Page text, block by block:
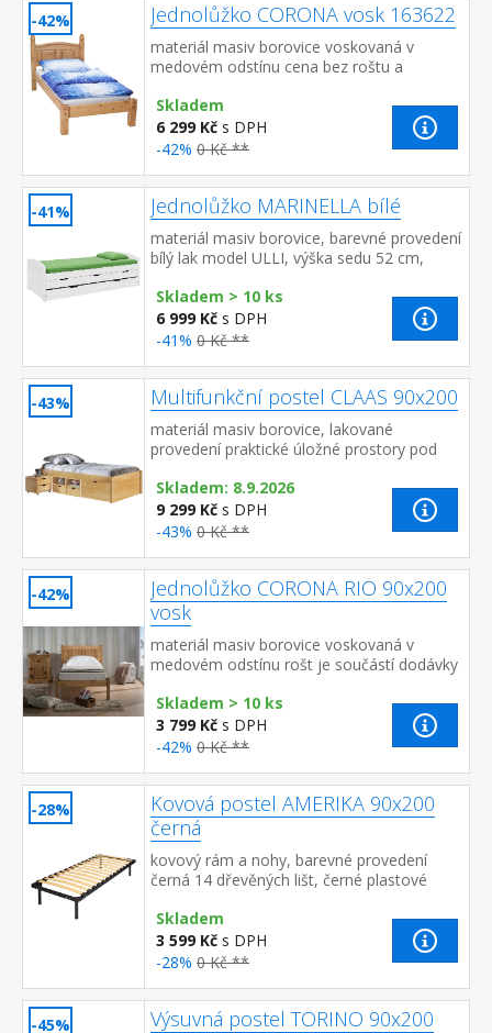
-42% Jednolůžko CORONA vosk 163622
materiál masiv borovice voskovaná v
medovém odstínu cena bez roštu a
200 cm a rošt R1 toto lůžk...
Skladem
6 299 Kč s DPH
-42% 0 Kč **
-41% Jednolůžko MARINELLA bílé
materiál masiv borovice, barevné provedení
bílý lak model ULLI, výška sedu 52 cm,
zásuvky a výsuv) jsou v cen...
Skladem > 10 ks
6 999 Kč s DPH
-41% 0 Kč **
-43% Multifunkční postel CLAAS 90x200
materiál masiv borovice, lakované
provedení praktické úložné prostory pod
ceně matrace není v ceně, d...
Skladem: 8.9.2026
9 299 Kč s DPH
-43% 0 Kč **
-42%
Jednolůžko CORONA RIO 90x200
vosk
materiál masiv borovice voskovaná v
medovém odstínu rošt je součástí dodávky
součást sestavy Corona
Skladem > 10 ks
3 799 Kč s DPH
-42% 0 Kč **
-28%
Kovová postel AMERIKA 90x200
černá
kovový rám a nohy, barevné provedení
černá 14 dřevěných lišt, černé plastové
200 cm
Skladem
3 599 Kč s DPH
-28% 0 Kč **
-45% Výsuvná postel TORINO 90x200